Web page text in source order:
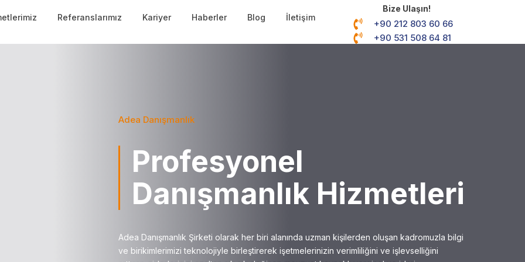
Referanslarımız Kariyer Haberler Blog İletişim
Bize Ulaşın!
+90 212 803 60 66
+90 531 508 64 81
Adea Danışmanlık
Profesyonel
Danışmanlık Hizmetleri
Adea Danışmanlık Şirketi olarak her biri alanında uzman kişilerden oluşan kadromuzla bilgi
ve birikimlerimizi teknolojiyle birleştirerek işetmelerinizin verimliliğini ve işlevselliğini